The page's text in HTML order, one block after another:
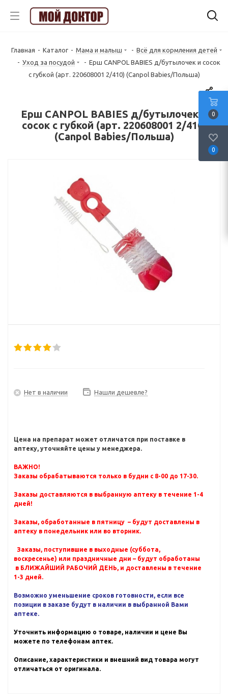
Главная - Каталог - Мама и малыш - Всё для кормления детей
- Уход за посудой - Ерш CANPOL BABIES д/бутылочек и сосок
с губкой (арт. 220608001 2/410) (Canpol Babies/Польша)
Ерш CANPOL BABIES д/бутылочек и
сосок с губкой (арт. 220608001 2/410)
(Canpol Babies/Польша)
Нет в наличии Нашли дешевле?
Цена на препарат может отличатся при поставке в
аптеку, уточняйте цены у менеджера.
ВАЖНО!
Заказы обрабатываются только в будни с 8-00 до 17-30.
Заказы доставляются в выбранную аптеку в течение 1-4
дней!
Заказы, обработанные в пятницу – будут доставлены в
аптеку в понедельник или во вторник.
Заказы, поступившие в выходные (суббота,
воскресенье) или праздничные дни – будут обработаны
в БЛИЖАЙШИЙ РАБОЧИЙ ДЕНЬ, и доставлены в течение
1-3 дней.
Возможно уменьшение сроков готовности, если все
позиции в заказе будут в наличии в выбранной Вами
аптеке.
Уточнить информацию о товаре, наличии и цене Вы
можете по телефонам аптек.
Описание, характеристики и внешний вид товара могут
отличаться от оригинала.
0
0